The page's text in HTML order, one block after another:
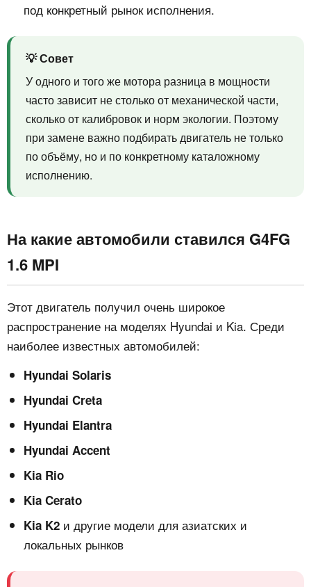
под конкретный рынок исполнения.
💡 Совет
У одного и того же мотора разница в мощности
часто зависит не столько от механической части,
сколько от калибровок и норм экологии. Поэтому
при замене важно подбирать двигатель не только
по объёму, но и по конкретному каталожному
исполнению.
На какие автомобили ставился G4FG
1.6 MPI
Этот двигатель получил очень широкое
распространение на моделях Hyundai и Kia. Среди
наиболее известных автомобилей:
Hyundai Solaris
Hyundai Creta
Hyundai Elantra
Hyundai Accent
Kia Rio
Kia Cerato
Kia K2 и другие модели для азиатских и
локальных рынков